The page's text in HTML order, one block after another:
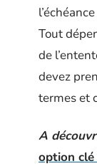
Tout
de
devez
termes et
A
option clé